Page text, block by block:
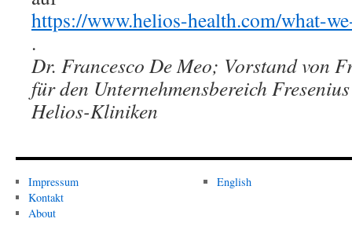
https://www.helios-health.com/what-
.
Dr. Francesco De Meo; Vorstand von
für den Unternehmensbereich
Helios-Kliniken
Impressum
Kontakt
About
English